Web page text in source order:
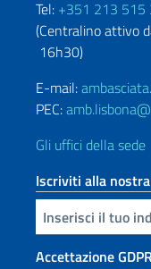
Tel: +351 213 515
(Centralino attivo
16h30)
E-mail:
PEC:
Gli uffici della sede
Iscriviti alla
Inserisci la tua email
Accettazione